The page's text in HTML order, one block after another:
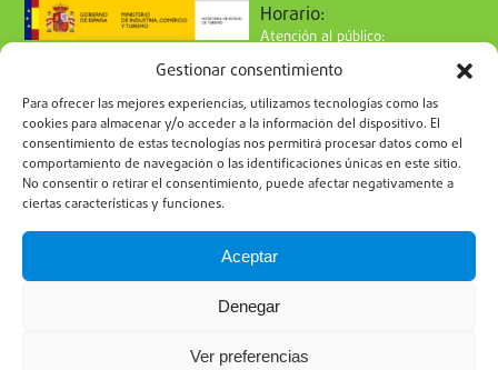
Gestionar consentimiento
Para ofrecer las mejores experiencias, utilizamos tecnologías como las
cookies para almacenar y/o acceder a la información del dispositivo. El
consentimiento de estas tecnologías nos permitirá procesar datos como el
comportamiento de navegación o las identificaciones únicas en este sitio.
No consentir o retirar el consentimiento, puede afectar negativamente a
ciertas características y funciones.
Aceptar
Denegar
Ver preferencias
Horario:
Atención al público:
de 9 a 15h
Síguenos en redes:
Suscríbete a nuestro boletín